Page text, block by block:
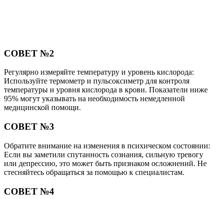
СОВЕТ №2
Регулярно измеряйте температуру и уровень кислорода:
Используйте термометр и пульсоксиметр для контроля
температуры и уровня кислорода в крови. Показатели ниже
95% могут указывать на необходимость немедленной
медицинской помощи.
СОВЕТ №3
Обратите внимание на изменения в психическом состоянии:
Если вы заметили спутанность сознания, сильную тревогу
или депрессию, это может быть признаком осложнений. Не
стесняйтесь обращаться за помощью к специалистам.
СОВЕТ №4